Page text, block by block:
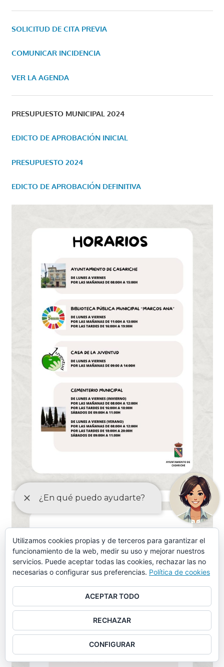
SOLICITUD DE CITA PREVIA
COMUNICAR INCIDENCIA
VER LA AGENDA
PRESUPUESTO MUNICIPAL 2024
EDICTO DE APROBACIÓN INICIAL
PRESUPUESTO 2024
EDICTO DE APROBACIÓN DEFINITIVA
Utilizamos cookies propias y de terceros para garantizar el
funcionamiento de la web, medir su uso y mejorar nuestros
servicios. Puede aceptar todas las cookies, rechazar las no
necesarias o configurar sus preferencias. Política de cookies
ACEPTAR TODO
RECHAZAR
CONFIGURAR